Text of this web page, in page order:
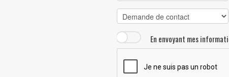
En envoyant mes